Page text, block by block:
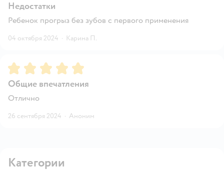
Недостатки
Ребенок прогрыз без зубов с первого применения
04 октября 2024 · Карина П.
Рейтинг:5
Общие впечатления
Отлично
26 сентября 2024 · Аноним
Категории